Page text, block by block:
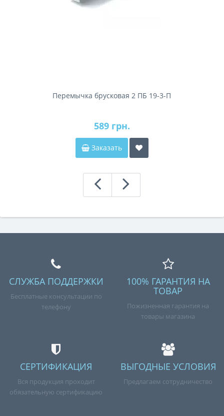
Перемычка брусковая 2 ПБ 19-3-П
589 грн.
Заказать
СЛУЖБА ПОДДЕРЖКИ
Бесплатные консультации по
телефону
100% ГАРАНТИЯ НА
ТОВАР
Пожизненная гарантия на
товары магазина
СЕРТИФИКАЦИЯ
Вся продукция проходит
обязательную сертификацию
ВЫГОДНЫЕ УСЛОВИЯ
Предлагаем сотрудничество